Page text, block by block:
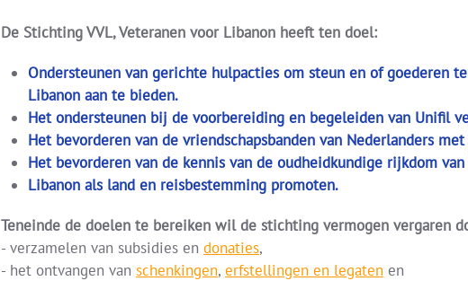
De Stichting VVL, Veteranen voor Libanon heeft ten doel:
Ondersteunen van gerichte hulpacties om steun en of goederen
Libanon aan te bieden.
Het ondersteunen bij de voorbereiding en begeleiden van Unifil
Het bevorderen van de vriendschapsbanden van Nederlanders
Het bevorderen van de kennis van de oudheidkundige rijkdom
Libanon als land en reisbestemming promoten.
Teneinde de doelen te bereiken wil de stichting vermogen vergaren
- verzamelen van subsidies en donaties,
- het ontvangen van schenkingen, erfstellingen en legaten en